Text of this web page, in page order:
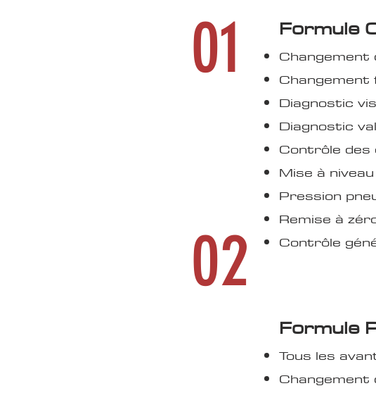
01
02
Formule
Changement
Changement
Diagnostic
Diagnostic
Contrôle des
Mise à
Pression
Remise à
Contrôle
Formule
Tous les
Changement